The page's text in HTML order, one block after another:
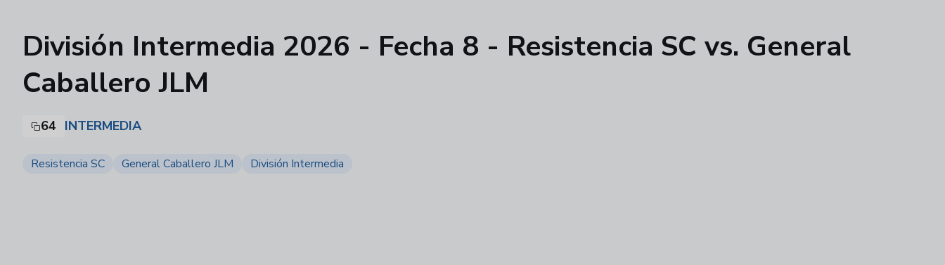
División Intermedia 2026 - Fecha 8 - Resistencia SC vs. General
Caballero JLM
64 INTERMEDIA
Resistencia SC General Caballero JLM División Intermedia